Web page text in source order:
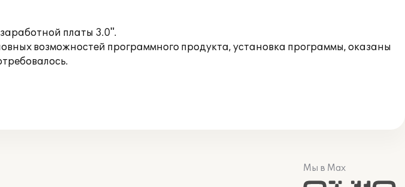
платы 3.0".
возможностей программного продукта, установка программы, оказаны
Мы в Max